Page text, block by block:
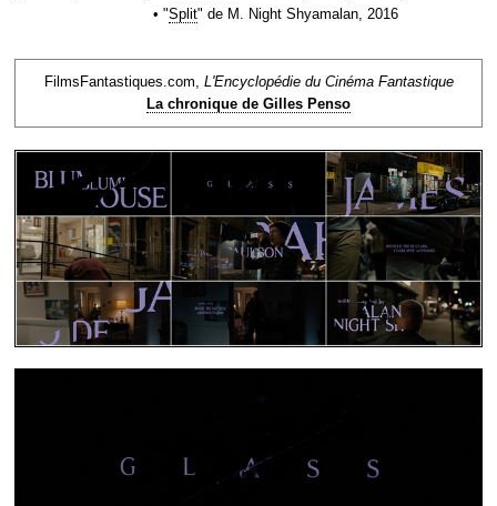
• "Split" de M. Night Shyamalan, 2016
FilmsFantastiques.com, L'Encyclopédie du Cinéma Fantastique
La chronique de Gilles Penso